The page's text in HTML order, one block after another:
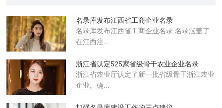
名录库发布江西省工商企业名录
名录库​发布江西省工商企业名录,名录涵盖了
在江西注...
浙江省认定525家省级骨干农业企业​名录
浙江省农业厅认定了新一批省级骨干浙江农业
企业​。确...